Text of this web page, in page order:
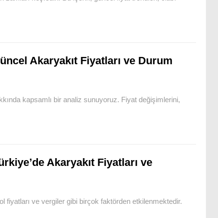
Akaryakıt Fiyatları ve Durum
kapsamlı bir analiz sunuyoruz. Fiyat değişimlerini,
Akaryakıt Fiyatları ve
fiyatları ve vergiler gibi birçok faktörden etkilenmektedir.